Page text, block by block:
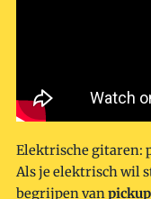
Elektrische gitaren:
Als je elektrisch wil
begrijpen van